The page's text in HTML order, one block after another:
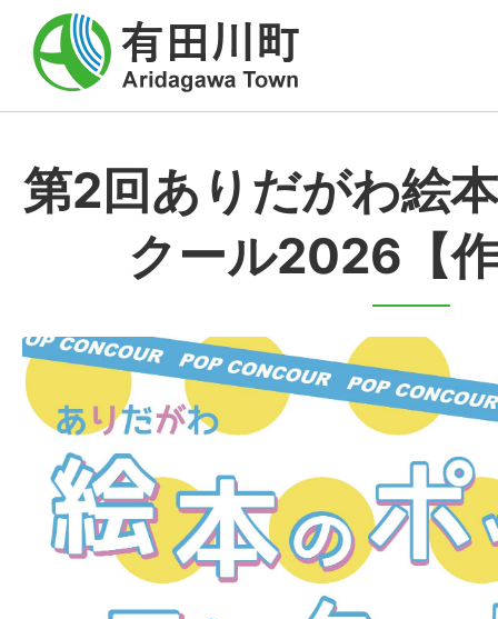
第2回ありだがわ絵
クール2026【